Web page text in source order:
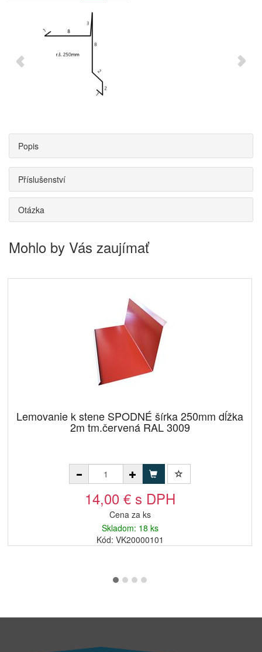
Popis
Příslušenství
Otázka
Mohlo by Vás zaujímať
Lemovanie k stene SPODNÉ šírka 250mm dĺžka
2m tm.červená RAL 3009
14,00 € s DPH
Cena za ks
Skladom: 18 ks
Kód: VK20000101